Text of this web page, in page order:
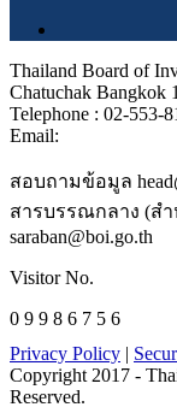
Thailand Board of
Chatuchak Bangkok
Telephone : 02-553-
Email:
สอบถามข้อมูล
สารบรรณกลาง (ส
saraban@boi.go.th
Visitor No.
0 9 9 8 6 7 5 6
Privacy Policy |
Copyright 2017 -
Reserved.